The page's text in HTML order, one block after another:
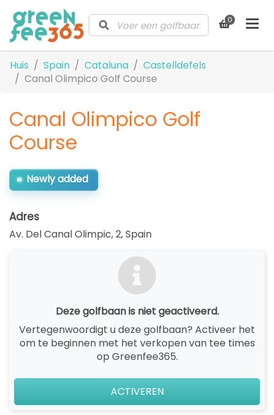
0
Huis Spain Cataluna
Castelldefels
Canal Olimpico Golf Course
Canal Olimpico Golf
Course
Newly added
Adres
Av. Del Canal Olimpic, 2,Spain
Deze golfbaan is niet geactiveerd.
Vertegenwoordigt u deze golfbaan? Activeer het
om te beginnen met het verkopen van tee times
op Greenfee365.
ACTIVEREN